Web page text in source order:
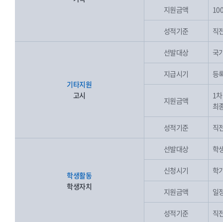
지원금액
성적기준 직
기타지원
고시
선발대상 국
지급시기 등
지원금액
1
최
성적기준 직
학생활동
학생자치
선발대상 학
신청시기 학
지원금액 일
성적기준 직